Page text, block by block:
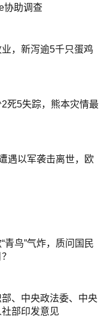
协助调查
，新泻逾5千只蛋鸡
死5失踪，熊本灾情最
遇以军袭击离世，欧
青鸟”气炸，质问国民
、中央政法委、中央
部印发意见